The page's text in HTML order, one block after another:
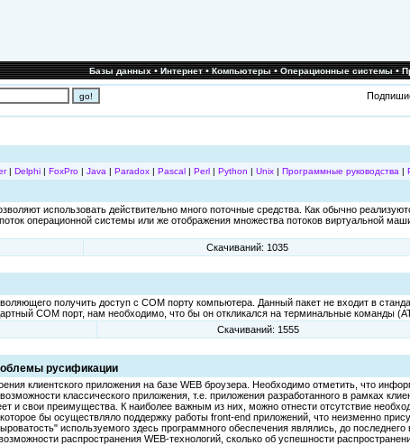
Базы данных•Интернет•Компьютеры•Операционные системы•
| Delphi | FoxPro | Java | Paradox | Pascal | Perl | Python | Unix | Программные руководства |
использовать действительно много поточные средства. Как обычно
операционной системы или же отображения множества потоков виртуальной
Скачиваний: 1035
получить доступ с COM порту компьютера. Данный пакет не входит в
COM порт, нам необходимо, что бы он откликался на терминальные команды
Скачиваний: 1555
русификации
клиентского приложения на базе WEB броузера. Необходимо отметить, что
классического приложения, т.е. приложения разработанного в рамках
и свои преимущества. К наиболее важным из них, можно отнести отсутствие
бы осуществляло поддержку работы front-end приложений, что неизменно
используемого здесь программного обеспечения являлись, до
распространения WEB-технологий, сколько об успешности